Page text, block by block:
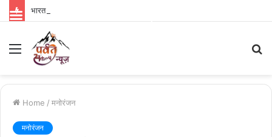
Menu
Home / मनोरंजन
मनोरंजन